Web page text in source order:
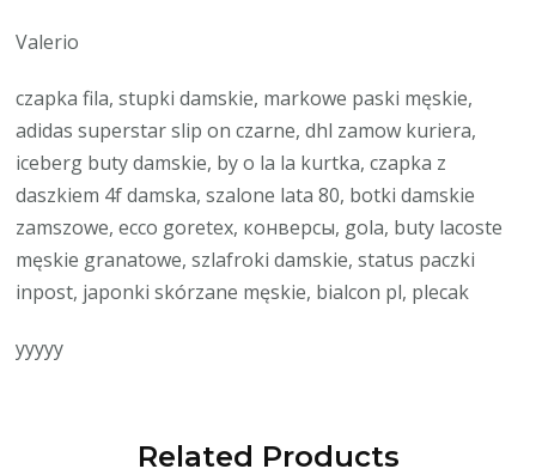
Valerio
czapka fila, stupki damskie, markowe paski męskie,
adidas superstar slip on czarne, dhl zamow kuriera,
iceberg buty damskie, by o la la kurtka, czapka z
daszkiem 4f damska, szalone lata 80, botki damskie
zamszowe, ecco goretex, конверсы, gola, buty lacoste
męskie granatowe, szlafroki damskie, status paczki
inpost, japonki skórzane męskie, bialcon pl, plecak
yyyyy
Related Products